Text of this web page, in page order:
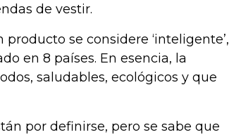
de vestir.
se considere ‘inteligente’,
en 8 países. En esencia, la
saludables, ecológicos y que
por definirse, pero se sabe que